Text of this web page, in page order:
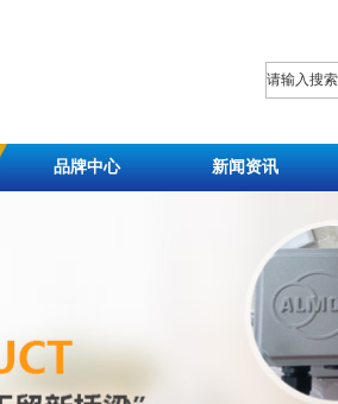
品牌中心 新闻资讯